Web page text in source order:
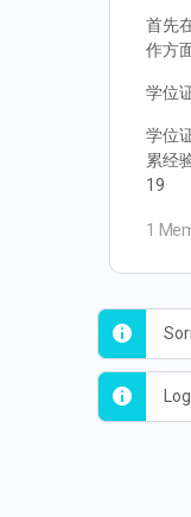
首先
作方
学位
学位
累经
19
1